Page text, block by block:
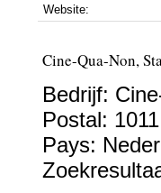
Website:
Cine-Qua-Non,
Bedrijf:
Postal:
Pays: